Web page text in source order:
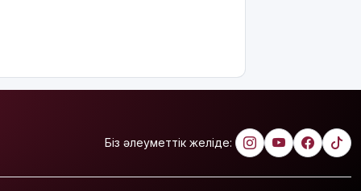
білмейтін
Біз әлеуметтік желіде: